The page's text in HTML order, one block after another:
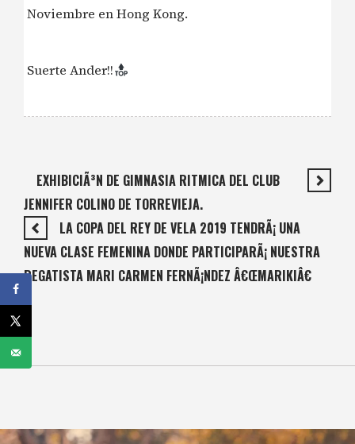
Noviembre en Hong Kong.
Suerte Ander!!
EXHIBICIÃ³N DE GIMNASIA RITMICA DEL CLUB
JENNIFER COLINO DE TORREVIEJA.
LA COPA DEL REY DE VELA 2019 TENDRÃ¡ UNA
NUEVA CLASE FEMENINA DONDE PARTICIPARÃ¡ NUESTRA
REGATISTA MARI CARMEN FERNÃ¡NDEZ Â€ŒMARIKIÂ€